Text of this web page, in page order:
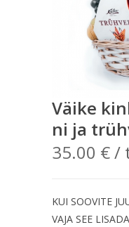
Väike
ni ja
35.00 €/
KUI SOOVITE
VAJA SEE